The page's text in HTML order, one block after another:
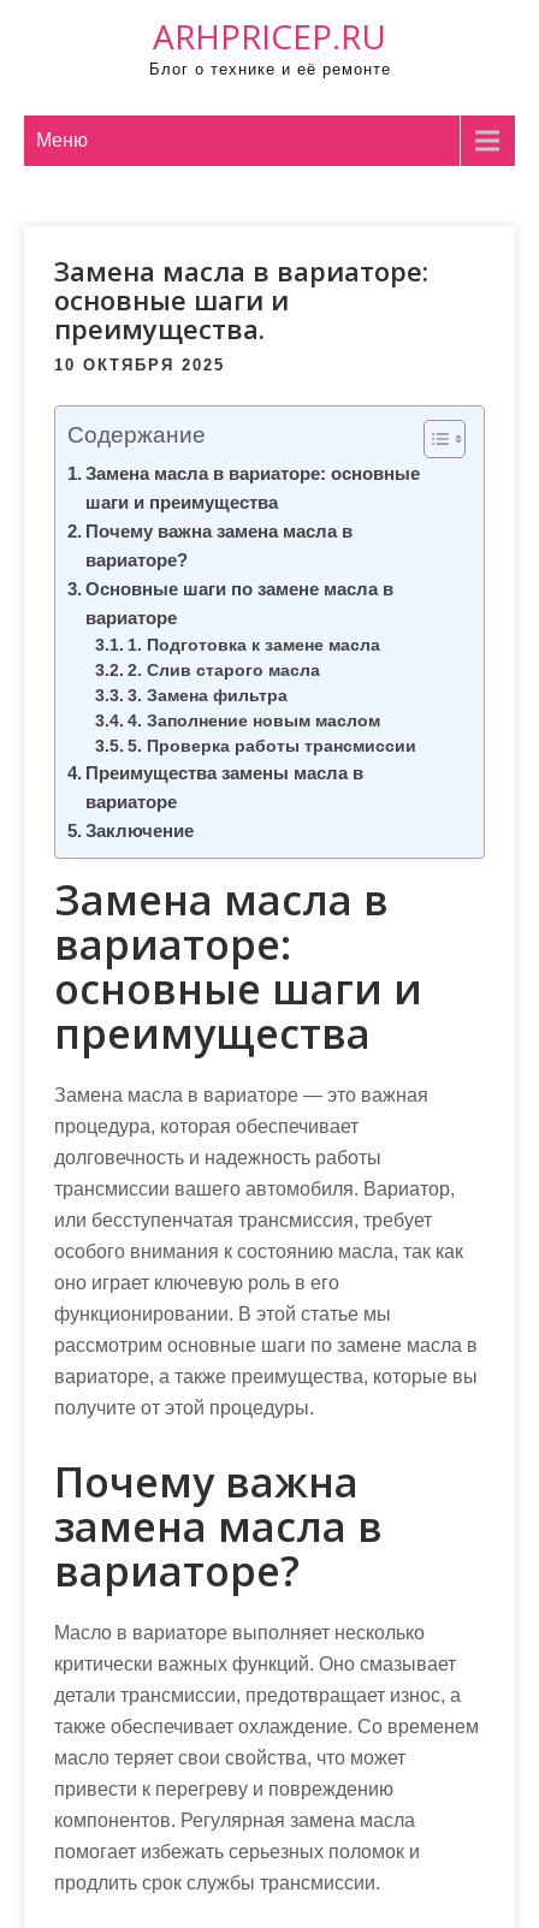
ARHPRICEP.RU
Блог о технике и её ремонте
Меню
Замена масла в вариаторе:
основные шаги и
преимущества.
10 ОКТЯБРЯ 2025
Содержание
Замена масла в вариаторе: основные
шаги и преимущества
Почему важна замена масла в
вариаторе?
Основные шаги по замене масла в
вариаторе
1. Подготовка к замене масла
2. Слив старого масла
3. Замена фильтра
4. Заполнение новым маслом
5. Проверка работы трансмиссии
Преимущества замены масла в
вариаторе
Заключение
Замена масла в
вариаторе:
основные шаги и
преимущества
Замена масла в вариаторе — это важная
процедура, которая обеспечивает
долговечность и надежность работы
трансмиссии вашего автомобиля. Вариатор,
или бесступенчатая трансмиссия, требует
особого внимания к состоянию масла, так как
оно играет ключевую роль в его
функционировании. В этой статье мы
рассмотрим основные шаги по замене масла в
вариаторе, а также преимущества, которые вы
получите от этой процедуры.
Почему важна
замена масла в
вариаторе?
Масло в вариаторе выполняет несколько
критически важных функций. Оно смазывает
детали трансмиссии, предотвращает износ, а
также обеспечивает охлаждение. Со временем
масло теряет свои свойства, что может
привести к перегреву и повреждению
компонентов. Регулярная замена масла
помогает избежать серьезных поломок и
продлить срок службы трансмиссии.